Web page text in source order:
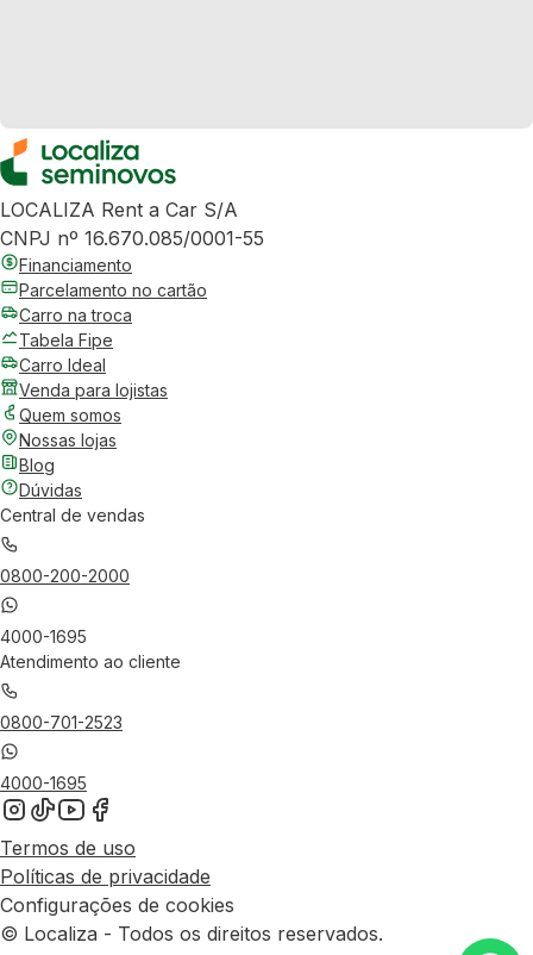
LOCALIZA Rent a Car S/A
CNPJ nº 16.670.085/0001-55
Financiamento
Parcelamento no cartão
Carro na troca
Tabela Fipe
Carro Ideal
Venda para lojistas
Quem somos
Nossas lojas
Blog
Dúvidas
Central de vendas
0800-200-2000
4000-1695
Atendimento ao cliente
0800-701-2523
4000-1695
Termos de uso
Políticas de privacidade
Configurações de cookies
© Localiza - Todos os direitos reservados.